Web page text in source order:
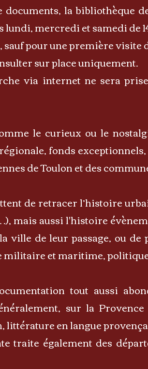
documents, la bibliothèque
lundi, mercredi et samedi de
pour une première visite
sur place uniquement.
via internet ne sera
le curieux ou le
fonds
de Toulon et des
de retracer l’histoire
mais aussi l'histoire
ville de leur passage, ou
militaire et maritime,
tout aussi
sur la
en langue
traite également des